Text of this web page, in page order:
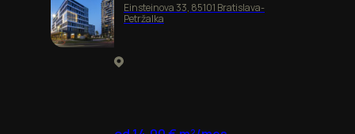
Einsteinova 33, 85101 Bratislava-
Petržalka